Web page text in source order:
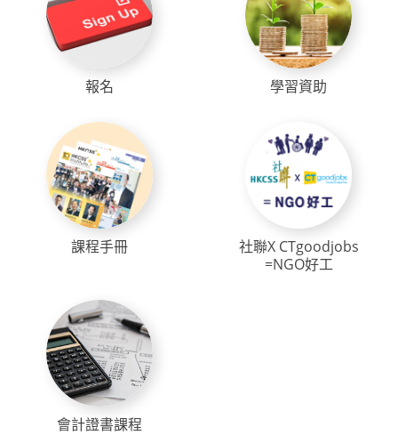
報名 學習資助
課程手冊
社聯X CTgoodjobs
=NGO好工
會計證書課程